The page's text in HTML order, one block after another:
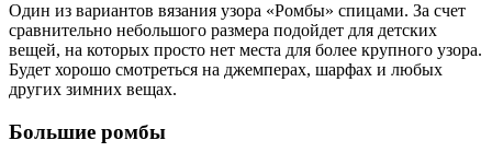
Один из вариантов вязания узора «Ромбы» спицами. За счет
сравнительно небольшого размера подойдет для детских
вещей, на которых просто нет места для более крупного узора.
Будет хорошо смотреться на джемперах, шарфах и любых
других зимних вещах.
Большие ромбы